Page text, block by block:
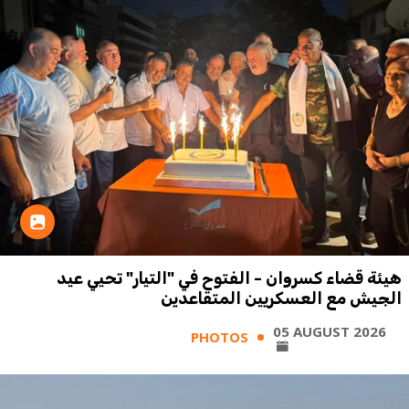
هيئة قضاء كسروان - الفتوح في "التيار" تحيي عيد
الجيش مع العسكريين المتقاعدين
PHOTOS 05 AUGUST 2026